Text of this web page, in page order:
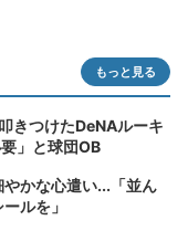
もっと見る
きつけたDeNAルーキ
」と球団OB
かな心遣い...「並ん
ルを」